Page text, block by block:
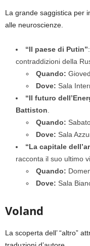
La grande saggistica per
alle neuroscienze.
“Il paese di Putin”:
contraddizioni della
Quando:
Dove: Sala
“Il futuro
Battiston
Quando:
Dove: Sala
“La capitale
racconta il suo ultimo
Quando:
Dove: Sala
Voland
La scoperta dell’ “altro”